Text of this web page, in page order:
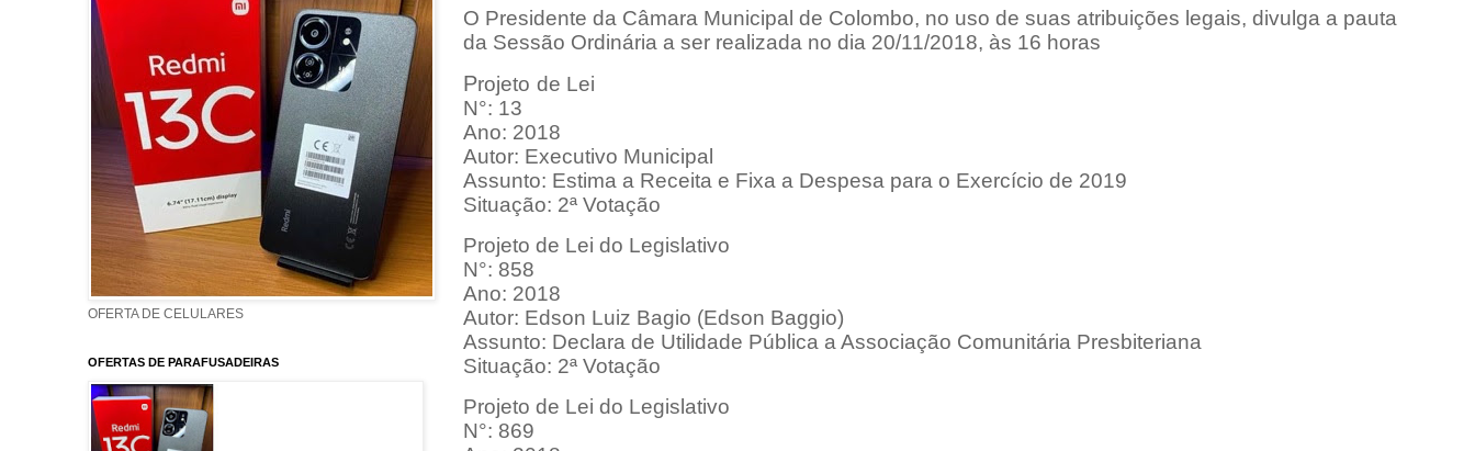
O Presidente da Câmara Municipal de Colombo, no uso de suas atribuições legais, divulga a pauta
da Sessão Ordinária a ser realizada no dia 20/11/2018, às 16 horas
Projeto de Lei
N°: 13
Ano: 2018
Autor: Executivo Municipal
Assunto: Estima a Receita e Fixa a Despesa para o Exercício de 2019
Situação: 2ª Votação
Projeto de Lei do Legislativo
N°: 858
Ano: 2018
Autor: Edson Luiz Bagio (Edson Baggio)
Assunto: Declara de Utilidade Pública a Associação Comunitária Presbiteriana
Situação: 2ª Votação
Projeto de Lei do Legislativo
N°: 869
OFERTA DE CELULARES
OFERTAS DE PARAFUSADEIRAS